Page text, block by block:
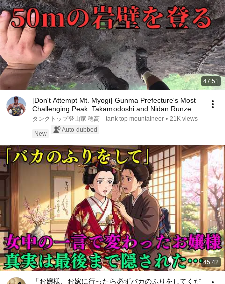
47:51
[Don't Attempt Mt. Myogi] Gunma Prefecture's Most
Challenging Peak: Takamodoshi and Nidan Runze
タンクトップ登山家 穂高 tank top mountaineer • 21K views
New
Auto-dubbed
45:42
「お嬢様、お嫁に行ったら必ずバカのふりをしてくだ